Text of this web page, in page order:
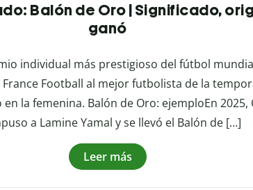
Balón de Oro | Significado,
ganó
individual más prestigioso del fútbol
Football al mejor futbolista de la
la femenina. Balón de Oro: ejemploEn
a Lamine Yamal y se llevó el Balón de […]
Leer más